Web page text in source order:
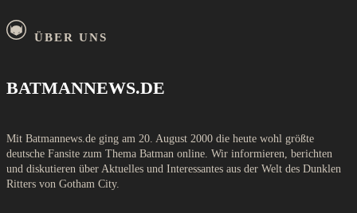
ÜBER UNS
BATMANNEWS.DE
Mit Batmannews.de ging am 20. August 2000 die heute wohl größte
deutsche Fansite zum Thema Batman online. Wir informieren, berichten
und diskutieren über Aktuelles und Interessantes aus der Welt des Dunklen
Ritters von Gotham City.